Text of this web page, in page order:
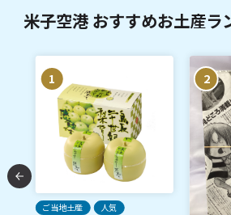
米子空港 おすすめお土産ラ
1
ご当地土産 人気
2